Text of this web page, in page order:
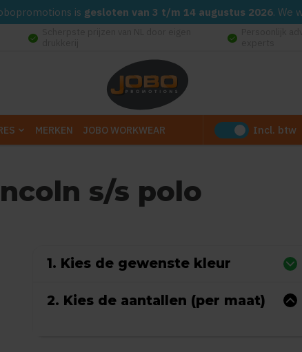
is gesloten van 3 t/m 14 augustus 2026. We
check_circle check_circle
MERKEN JOBO WORKWEAR Incl. btw
s/s polo
1. Kies de gewenste kleur
2. Kies de aantallen (per maat)